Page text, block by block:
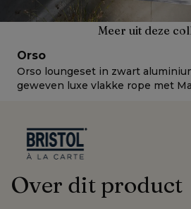
Meer uit deze
Orso
Orso loungeset in zwart
geweven luxe vlakke rope met
Over dit product